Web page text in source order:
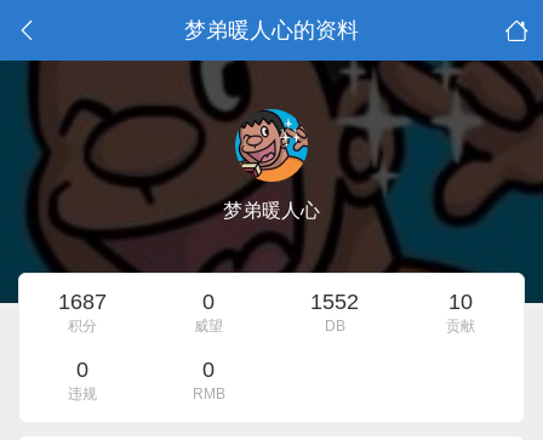
梦弟暖人心的资料
梦弟暖人心
1687
积分
0
威望
1552
DB
10
贡献
0
违规
0
RMB